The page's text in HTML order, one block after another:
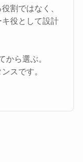
割ではなく、
役として設計
から選ぶ。
スです。